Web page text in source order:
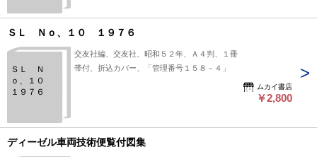
ＳＬ Ｎｏ、１０ １９７６
ＳＬ Ｎ
ｏ、１０
１９７６
交友社編、交友社、昭和５２年、Ａ４判、１冊
帯付、折込カバー、「管理番号１５８－４」
ムカイ書店
￥2,800
ディーゼル車両技術便覧付図集